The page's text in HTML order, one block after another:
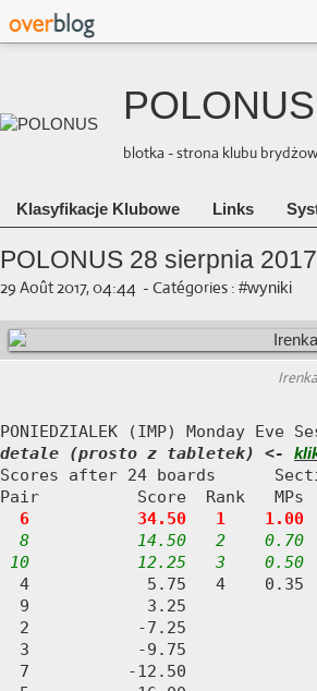
POLONUS
blotka - strona klubu
Klasyfikacje Klubowe Links
POLONUS 28 sierpnia 2017
29 Août 2017, 04:44 - Catégories : #wyniki
detale (prosto z tabletek) <-
Scores after 24 boards
Pair          Score  Rank
6           34.50   1    1.00
8           14.50   2    0.70
10           12.25   3    0.50